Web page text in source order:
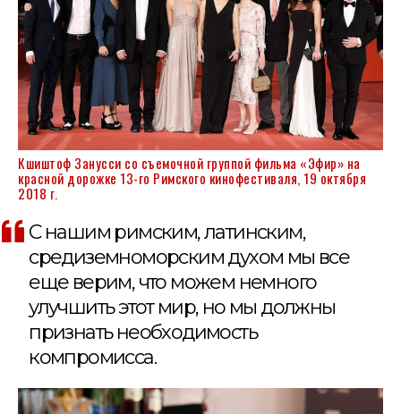
Кшиштоф Занусси со съемочной группой фильма «Эфир» на
красной дорожке 13-го Римского кинофестиваля, 19 октября
2018 г.
С нашим римским, латинским,
средиземноморским духом мы все
еще верим, что можем немного
улучшить этот мир, но мы должны
признать необходимость
компромисса.